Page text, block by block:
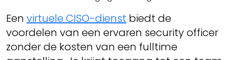
Een virtuele CISO-dienst biedt de
voordelen van een ervaren security officer
zonder de kosten van een fulltime